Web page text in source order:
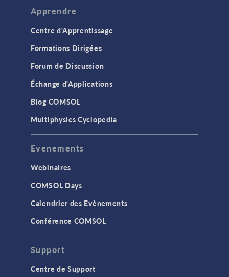
Apprendre
Centre d'Apprentissage
Formations Dirigées
Forum de Discussion
Échange d'Applications
Blog COMSOL
Multiphysics Cyclopedia
Evenements
Webinaires
COMSOL Days
Calendrier des Evènements
Conférence COMSOL
Support
Centre de Support